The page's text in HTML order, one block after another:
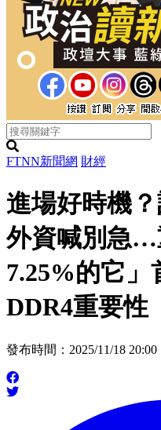
FTNN新聞網 財經
進場好時機
外資喊別急…
7.25%的它」
DDR4重要性
發布時間：2025/11/18 20:00